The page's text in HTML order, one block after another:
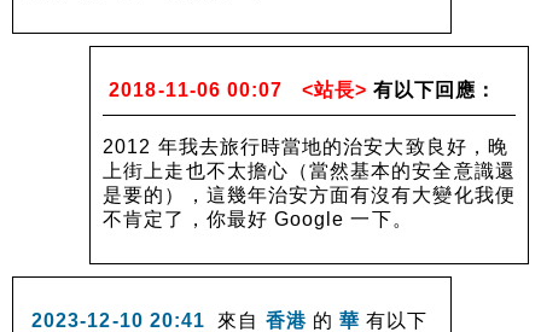
2018-11-06 00:07 <站長> 有以下回應：
2012 年我去旅行時當地的治安大致良好，晚
上街上走也不太擔心（當然基本的安全意識還
是要的），這幾年治安方面有沒有大變化我便
不肯定了，你最好 Google 一下。
2023-12-10 20:41 來自 香港 的 華 有以下